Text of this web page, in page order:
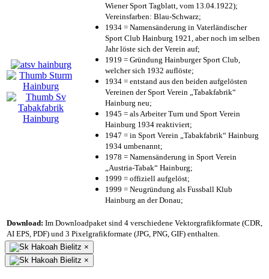
Wiener Sport Tagblatt, vom 13.04.1922);
Vereinsfarben: Blau-Schwarz;
1934 = Namensänderung in Vaterländischer
Sport Club Hainburg 1921, aber noch im selben
Jahr löste sich der Verein auf;
1919 = Gründung Hainburger Sport Club,
welcher sich 1932 auflöste;
1934 = entstand aus den beiden aufgelösten
Vereinen der Sport Verein „Tabakfabrik“
Hainburg neu;
1945 = als Arbeiter Turn und Sport Verein
Hainburg 1934 reaktiviert;
1947 = in Sport Verein „Tabakfabrik“ Hainburg
1934 umbenannt;
1978 = Namensänderung in Sport Verein
„Austria-Tabak“ Hainburg;
1999 = offiziell aufgelöst;
1999 = Neugründung als Fussball Klub
Hainburg an der Donau;
Download: Im Downloadpaket sind 4 verschiedene Vektorgrafikformate (CDR,
AI EPS, PDF) und 3 Pixelgrafikformate (JPG, PNG, GIF) enthalten.
×
×